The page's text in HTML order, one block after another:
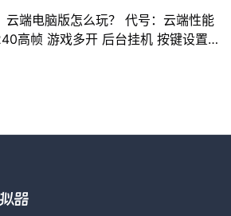
云端电脑版怎么玩？ 代号：云端性能
高帧 游戏多开 后台挂机 按键设置